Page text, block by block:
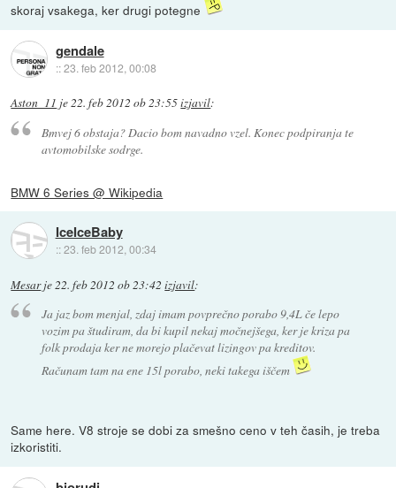
skoraj vsakega, ker drugi potegne
gendale
::23. feb 2012, 00:08
Aston_11 je22. feb 2012 ob 23:55izjavil:
Bmvej 6 obstaja? Dacio bom navadno vzel. Konec podpiranja te
avtomobilske sodrge.
BMW 6 Series @ Wikipedia
IceIceBaby
::23. feb 2012, 00:34
Mesarje22. feb 2012 ob 23:42 izjavil:
Ja jaz bom menjal, zdaj imam povprečno porabo 9,4L če lepo
vozim pa študiram, da bi kupil nekaj močnejšega, ker je kriza pa
folk prodaja ker ne morejo plačevat lizingov pa kreditov.
Računam tam na ene 15l porabo, neki takega iščem
Same here. V8 stroje se dobi za smešno ceno v teh časih, je treba
izkoristiti.